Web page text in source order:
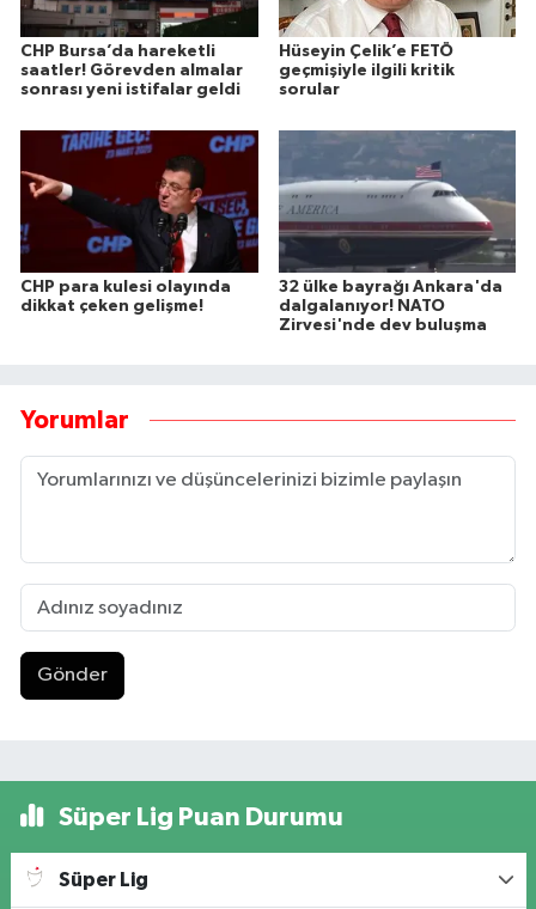
CHP Bursa’da hareketli
saatler! Görevden almalar
sonrası yeni istifalar geldi
Hüseyin Çelik’e FETÖ
geçmişiyle ilgili kritik
sorular
CHP para kulesi olayında
dikkat çeken gelişme!
32 ülke bayrağı Ankara'da
dalgalanıyor! NATO
Zirvesi'nde dev buluşma
Yorumlar
Gönder
Süper Lig Puan Durumu
Süper Lig